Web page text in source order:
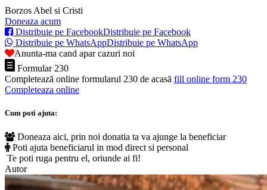
Borzos Abel si Cristi
Doneaza acum
Distribuie pe FacebookDistribuie pe Facebook
Distribuie pe WhatsAppDistribuie pe WhatsApp
Anunta-ma cand apar cazuri noi
Formular 230
Completează online formularul 230 de acasă fill online form 230
Completeaza online
Cum poti ajuta:
Doneaza aici, prin noi donatia ta va ajunge la beneficiar
Poti ajuta beneficiarul in mod direct si personal
Te poti ruga pentru el, oriunde ai fi!
Autor